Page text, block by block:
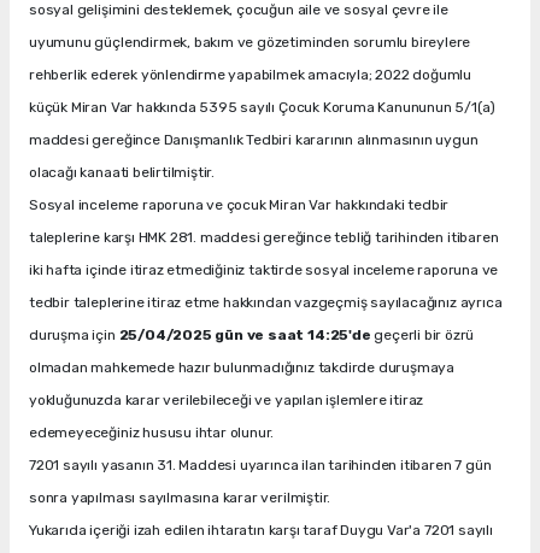
sosyal gelişimini desteklemek, çocuğun aile ve sosyal çevre ile
uyumunu güçlendirmek, bakım ve gözetiminden sorumlu bireylere
rehberlik ederek yönlendirme yapabilmek amacıyla; 2022 doğumlu
küçük Miran Var hakkında 5395 sayılı Çocuk Koruma Kanununun 5/1(a)
maddesi gereğince Danışmanlık Tedbiri kararının alınmasının uygun
olacağı kanaati belirtilmiştir.
Sosyal inceleme raporuna ve çocuk Miran Var hakkındaki tedbir
taleplerine karşı HMK 281. maddesi gereğince tebliğ tarihinden itibaren
iki hafta içinde itiraz etmediğiniz taktirde sosyal inceleme raporuna ve
tedbir taleplerine itiraz etme hakkından vazgeçmiş sayılacağınız ayrıca
duruşma için 25/04/2025 gün ve saat 14:25'degeçerli bir özrü
olmadan mahkemede hazır bulunmadığınız takdirde duruşmaya
yokluğunuzda karar verilebileceği ve yapılan işlemlere itiraz
edemeyeceğiniz hususu ihtar olunur.
7201 sayılı yasanın 31. Maddesi uyarınca ilan tarihinden itibaren 7 gün
sonra yapılması sayılmasına karar verilmiştir.
Yukarıda içeriği izah edilen ihtaratın karşı taraf Duygu Var'a 7201 sayılı